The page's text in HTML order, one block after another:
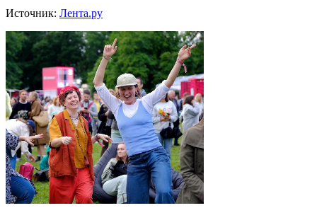
Источник: Лента.ру